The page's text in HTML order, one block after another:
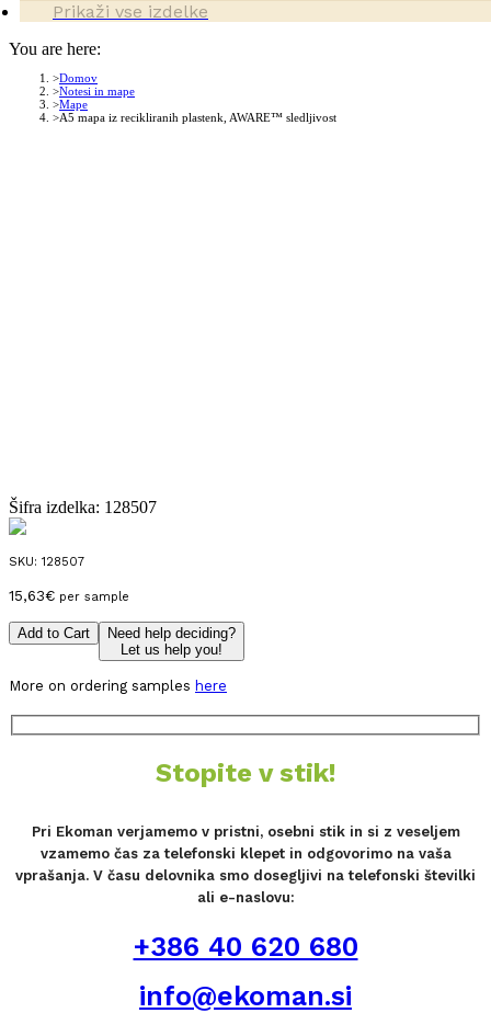
Prikaži vse izdelke
You are here:
Domov
Notesi in mape
Mape
A5 mapa iz recikliranih plastenk, AWARE™ sledljivost
Šifra izdelka: 128507
SKU: 128507
15,63€ per sample
Add to Cart
Need help deciding?
Let us help you!
More on ordering samples here
Stopite v stik!
Pri Ekoman verjamemo v pristni, osebni stik in si z veseljem
vzamemo čas za telefonski klepet in odgovorimo na vaša
vprašanja. V času delovnika smo dosegljivi na telefonski številki
ali e-naslovu:
+386 40 620 680
info@ekoman.si